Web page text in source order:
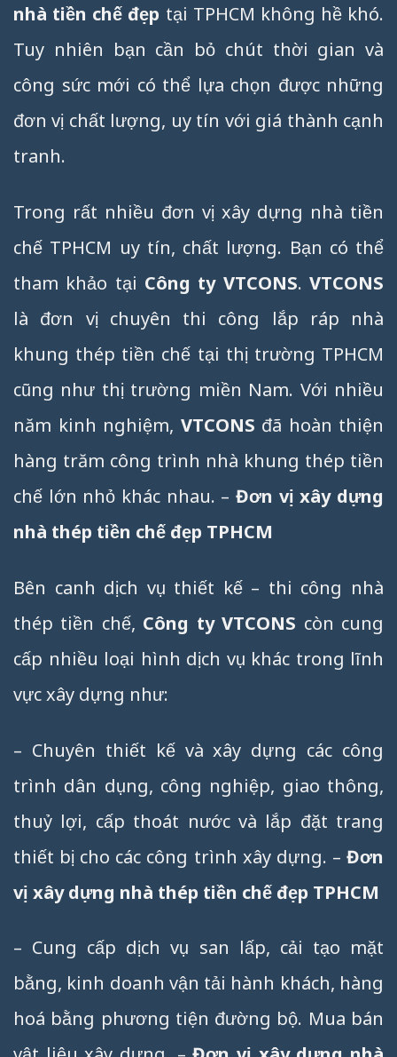
nhà tiền chế đẹp tại TPHCM không hề khó.
Tuy nhiên bạn cần bỏ chút thời gian và
công sức mới có thể lựa chọn được những
đơn vị chất lượng, uy tín với giá thành cạnh
tranh.
Trong rất nhiều đơn vị xây dựng nhà tiền
chế TPHCM uy tín, chất lượng. Bạn có thể
tham khảo tại Công ty VTCONS.VTCONS
là đơn vị chuyên thi công lắp ráp nhà
khung thép tiền chế tại thị trường TPHCM
cũng như thị trường miền Nam. Với nhiều
năm kinh nghiệm, VTCONS đã hoàn thiện
hàng trăm công trình nhà khung thép tiền
chế lớn nhỏ khác nhau. – Đơn vị xây dựng
nhà thép tiền chế đẹp TPHCM
Bên canh dịch vụ thiết kế – thi công nhà
thép tiền chế, Công ty VTCONS còn cung
cấp nhiều loại hình dịch vụ khác trong lĩnh
vực xây dựng như:
– Chuyên thiết kế và xây dựng các công
trình dân dụng, công nghiệp, giao thông,
thuỷ lợi, cấp thoát nước và lắp đặt trang
thiết bị cho các công trình xây dựng. – Đơn
vị xây dựng nhà thép tiền chế đẹp TPHCM
– Cung cấp dịch vụ san lấp, cải tạo mặt
bằng, kinh doanh vận tải hành khách, hàng
hoá bằng phương tiện đường bộ. Mua bán